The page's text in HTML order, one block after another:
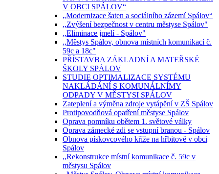
V OBCI SPÁLOV“
„Modernizace šaten a sociálního zázemí Spálov“
,,Zvýšení bezpečnost v centru městyse Spálov"
,,Eliminace jmelí - Spálov"
,,Městys Spálov, obnova místních komunikací č.
59c a 18c"
PŘÍSTAVBA ZÁKLADNÍ A MATEŘSKÉ
ŠKOLY SPÁLOV
STUDIE OPTIMALIZACE SYSTÉMU
NAKLÁDÁNÍ S KOMUNÁLNÍMY
ODPADY V MĚSTYSI SPÁLOV
Zateplení a výměna zdroje vytápění v ZŠ Spálov
Protipovodňová opatření městyse Spálov
Oprava pomníku obětem 1. světové války
Oprava zámecké zdi se vstupní branou - Spálov
Obnova pískovcového kříže na hřbitově v obci
Spálov
,,Rekonstrukce místní komunikace č. 59c v
městysu Spálov